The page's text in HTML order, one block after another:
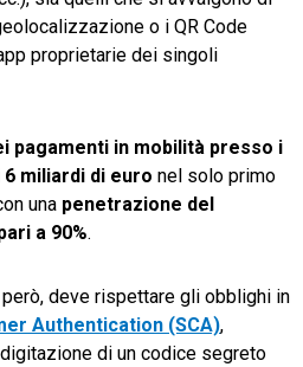
o i QR Code
proprietarie dei singoli
pagamenti in mobilità presso i
6 miliardi di euro nel solo primo
una penetrazione del
a 90%.
però, deve rispettare gli obblighi in
Authentication (SCA),
di un codice segreto